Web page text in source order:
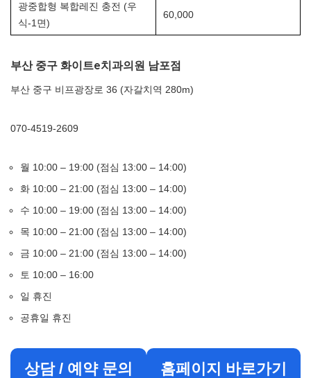
광중합형 복합레진 충전 (우
식-1면)
60,000
부산 중구 화이트e치과의원 남포점
부산 중구 비프광장로 36 (자갈치역 280m)
070-4519-2609
월 10:00 – 19:00 (점심 13:00 – 14:00)
화 10:00 – 21:00 (점심 13:00 – 14:00)
수 10:00 – 19:00 (점심 13:00 – 14:00)
목 10:00 – 21:00 (점심 13:00 – 14:00)
금 10:00 – 21:00 (점심 13:00 – 14:00)
토 10:00 – 16:00
일 휴진
공휴일 휴진
상담 / 예약 문의 홈페이지 바로가기